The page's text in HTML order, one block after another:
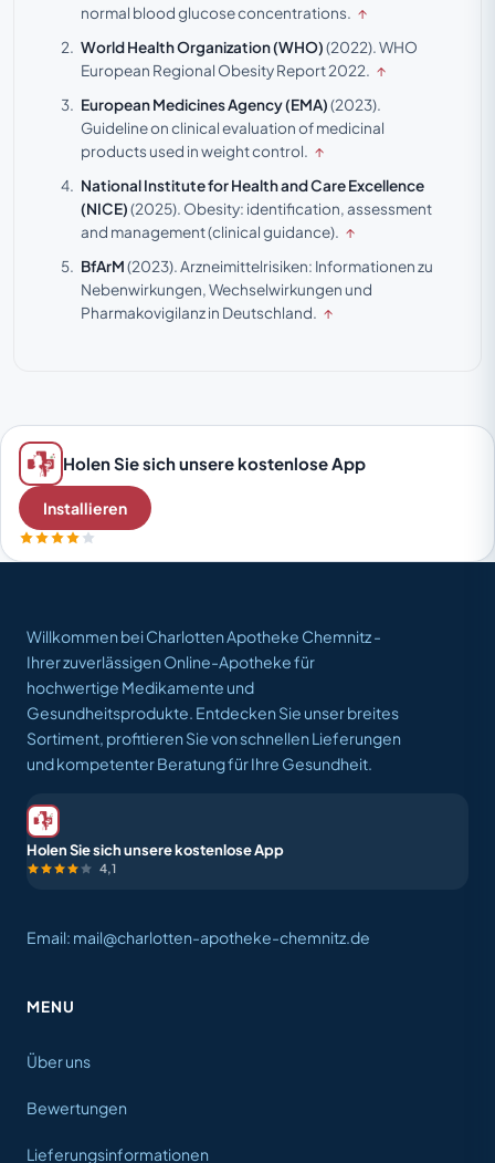
normal blood glucose concentrations. ↑
World Health Organization (WHO)(2022).WHO
European Regional Obesity Report 2022. ↑
European Medicines Agency (EMA)(2023).
Guideline on clinical evaluation of medicinal
products used in weight control. ↑
National Institute for Health and Care Excellence
(NICE)(2025). Obesity: identification, assessment
and management (clinical guidance). ↑
BfArM(2023).Arzneimittelrisiken: Informationen zu
Nebenwirkungen, Wechselwirkungen und
Pharmakovigilanz in Deutschland. ↑
Holen Sie sich unsere kostenlose App
Installieren
Willkommen bei Charlotten Apotheke Chemnitz -
Ihrer zuverlässigen Online-Apotheke für
hochwertige Medikamente und
Gesundheitsprodukte. Entdecken Sie unser breites
Sortiment, profitieren Sie von schnellen Lieferungen
und kompetenter Beratung für Ihre Gesundheit.
Holen Sie sich unsere kostenlose App
4,1
Email: mail@charlotten-apotheke-chemnitz.de
MENU
Über uns
Bewertungen
Lieferungsinformationen